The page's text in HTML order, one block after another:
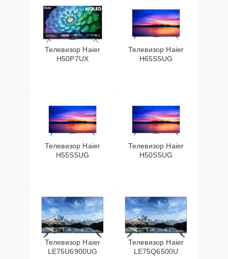
Телевизор Haier
H50P7UX
Телевизор Haier
H65S5UG
Телевизор Haier
H55S5UG
Телевизор Haier
H50S5UG
Телевизор Haier
LE75U6900UG
Телевизор Haier
LE75Q6500U